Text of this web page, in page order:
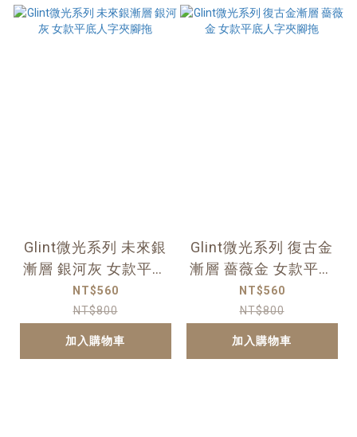
Glint微光系列 未來銀
漸層 銀河灰 女款平底
人字夾腳拖
NT$560
NT$800
加入購物車
Glint微光系列 復古金
漸層 薔薇金 女款平底
人字夾腳拖
NT$560
NT$800
加入購物車